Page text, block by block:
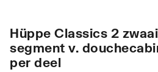
Hüppe Classics 2
segment v.
per deel